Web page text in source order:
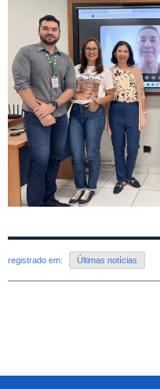
registrado em: Últimas notícias